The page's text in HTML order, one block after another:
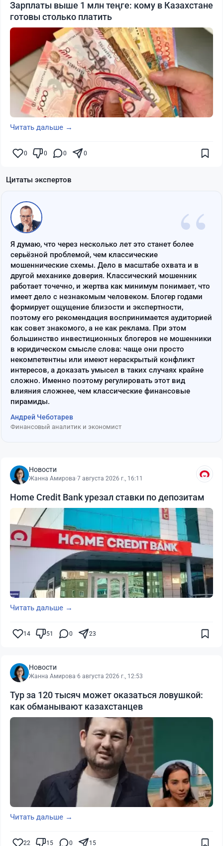
Зарплаты выше 1 млн теңге: кому в Казахстане
готовы столько платить
Читать дальше →
0 0 0 0
Цитаты экспертов
“
Я думаю, что через несколько лет это станет более
серьёзной проблемой, чем классические
мошеннические схемы. Дело в масштабе охвата и в
другой механике доверия. Классический мошенник
работает точечно, и жертва как минимум понимает, что
имеет дело с незнакомым человеком. Блогер годами
формирует ощущение близости и экспертности,
поэтому его рекомендация воспринимается аудиторией
как совет знакомого, а не как реклама. При этом
большинство инвестиционных блогеров не мошенники
в юридическом смысле слова: чаще они просто
некомпетентны или имеют нераскрытый конфликт
интересов, а доказать умысел в таких случаях крайне
сложно. Именно поэтому регулировать этот вид
влияния сложнее, чем классические финансовые
пирамиды.
Андрей Чеботарев
Финансовый аналитик и экономист
Новости
Жанна Амирова·7 августа 2026 г., 16:11
Home Credit Bank урезал ставки по депозитам
Читать дальше →
14 51 0 23
Новости
Жанна Амирова·6 августа 2026 г., 12:53
Тур за 120 тысяч может оказаться ловушкой:
как обманывают казахстанцев
Читать дальше →
22 15 0 15